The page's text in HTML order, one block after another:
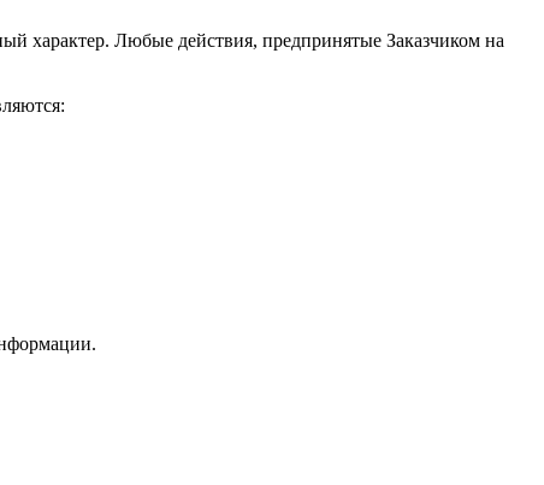
характер. Любые действия, предпринятые Заказчиком на